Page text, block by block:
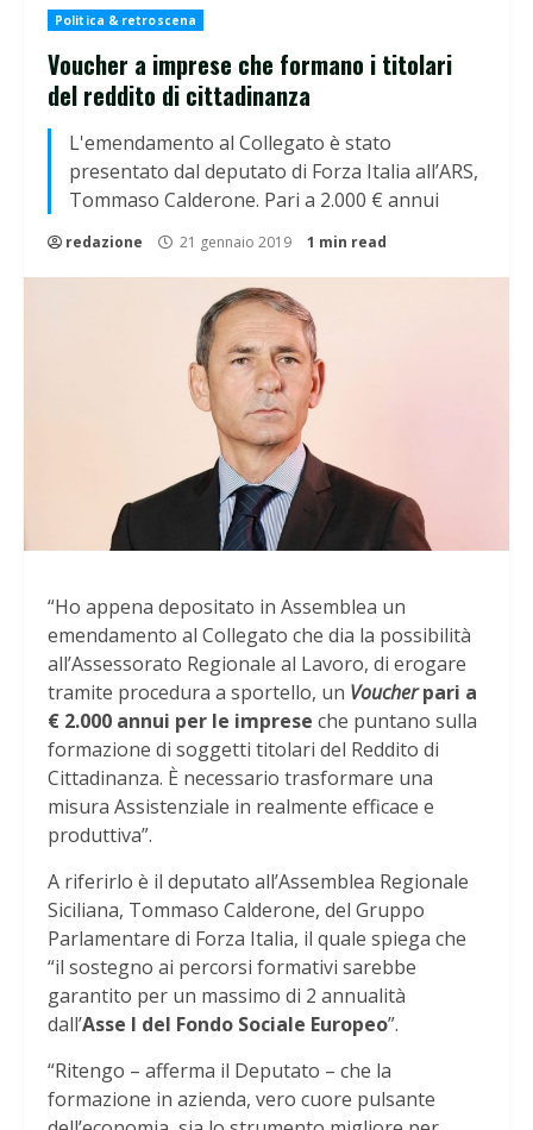
Politica & retroscena
Voucher a imprese che formano i titolari
del reddito di cittadinanza
L'emendamento al Collegato è stato
presentato dal deputato di Forza Italia all’ARS,
Tommaso Calderone. Pari a 2.000 € annui
redazione 21 gennaio 2019 1 min read
“Ho appena depositato in Assemblea un
emendamento al Collegato che dia la possibilità
all’Assessorato Regionale al Lavoro, di erogare
tramite procedura a sportello, un Voucherpari a
€ 2.000 annui per le imprese che puntano sulla
formazione di soggetti titolari del Reddito di
Cittadinanza. È necessario trasformare una
misura Assistenziale in realmente efficace e
produttiva”.
A riferirlo è il deputato all’Assemblea Regionale
Siciliana, Tommaso Calderone, del Gruppo
Parlamentare di Forza Italia, il quale spiega che
“il sostegno ai percorsi formativi sarebbe
garantito per un massimo di 2 annualità
dall’Asse I del Fondo Sociale Europeo”.
“Ritengo – afferma il Deputato – che la
formazione in azienda, vero cuore pulsante